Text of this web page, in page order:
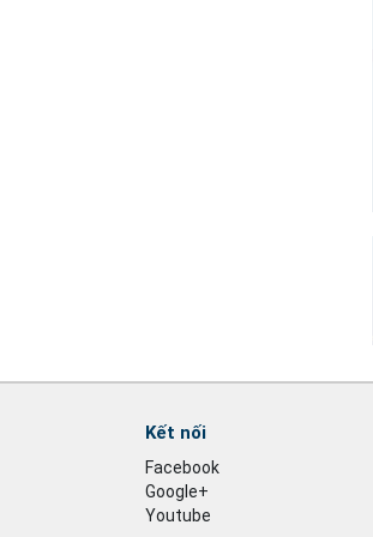
Kết nối
Facebook
Google+
Youtube